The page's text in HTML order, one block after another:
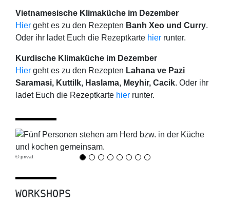
Vietnamesische Klimaküche im Dezember
Hier geht es zu den Rezepten Banh Xeo und Curry.
Oder ihr ladet Euch die Rezeptkarte hier runter.
Kurdische Klimaküche im Dezember
Hier geht es zu den Rezepten Lahana ve Pazi
Saramasi, Kuttilk, Haslama, Meyhir, Cacik. Oder ihr
ladet Euch die Rezeptkarte hier runter.
© privatPrevious
WORKSHOPS